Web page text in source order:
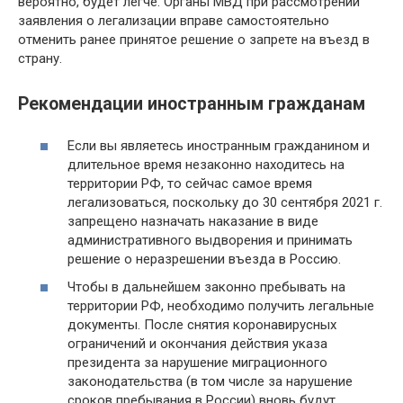
заявления о легализации вправе самостоятельно
отменить ранее принятое решение о запрете на въезд в
страну.
Рекомендации иностранным гражданам
Если вы являетесь иностранным гражданином и
длительное время незаконно находитесь на
территории РФ, то сейчас самое время
легализоваться, поскольку до 30 сентября 2021 г.
запрещено назначать наказание в виде
административного выдворения и принимать
решение о неразрешении въезда в Россию.
Чтобы в дальнейшем законно пребывать на
территории РФ, необходимо получить легальные
документы. После снятия коронавирусных
ограничений и окончания действия указа
президента за нарушение миграционного
законодательства (в том числе за нарушение